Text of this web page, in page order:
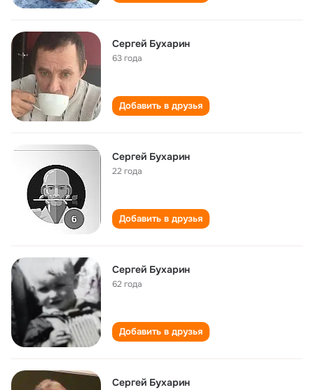
Сергей Бухарин
63 года
Добавить в друзья
Сергей Бухарин
22 года
Добавить в друзья
Сергей Бухарин
62 года
Добавить в друзья
Сергей Бухарин